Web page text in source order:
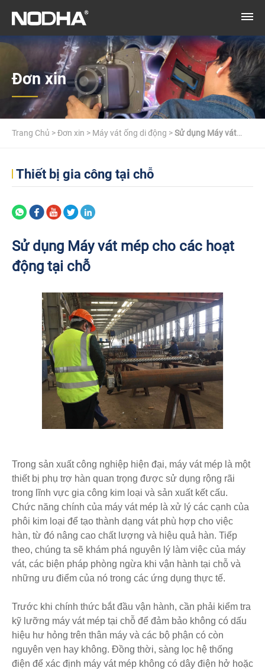
Đơn xin
Trang Chủ >Đơn xin > Máy vát ống di động >Sử dụng Máy vát
Thiết bị gia công tại chỗ
Sử dụng Máy vát mép cho các hoạt
động tại chỗ
Trong sản xuất công nghiệp hiện đại, máy vát mép là một
thiết bị phụ trợ hàn quan trọng được sử dụng rộng rãi
trong lĩnh vực gia công kim loại và sản xuất kết cấu.
Chức năng chính của máy vát mép là xử lý các cạnh của
phôi kim loại để tạo thành dạng vát phù hợp cho việc
hàn, từ đó nâng cao chất lượng và hiệu quả hàn. Tiếp
theo, chúng ta sẽ khám phá nguyên lý làm việc của máy
vát, các biện pháp phòng ngừa khi vận hành tại chỗ và
những ưu điểm của nó trong các ứng dụng thực tế.
Trước khi chính thức bắt đầu vận hành, cần phải kiểm tra
kỹ lưỡng máy vát mép tại chỗ để đảm bảo không có dấu
hiệu hư hỏng trên thân máy và các bộ phận có còn
nguyên vẹn hay không. Đồng thời, sàng lọc hệ thống
điện để xác định máy vát mép không có dây điện hở hoặc